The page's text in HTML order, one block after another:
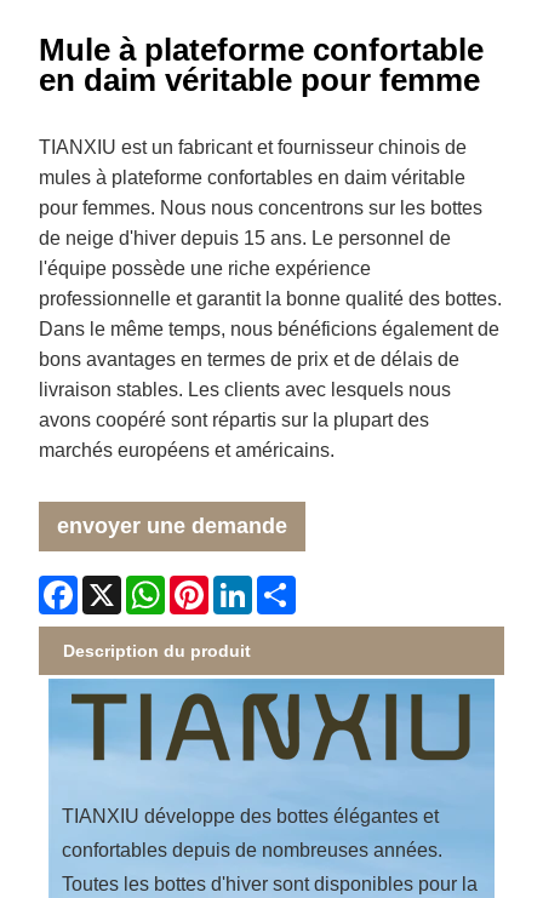
Mule à plateforme confortable
en daim véritable pour femme
TIANXIU est un fabricant et fournisseur chinois de
mules à plateforme confortables en daim véritable
pour femmes. Nous nous concentrons sur les bottes
de neige d'hiver depuis 15 ans. Le personnel de
l'équipe possède une riche expérience
professionnelle et garantit la bonne qualité des bottes.
Dans le même temps, nous bénéficions également de
bons avantages en termes de prix et de délais de
livraison stables. Les clients avec lesquels nous
avons coopéré sont répartis sur la plupart des
marchés européens et américains.
envoyer une demande
Facebook
X WhatsApp
PinterestLinkedIn
Description du produit
TIANXIU développe des bottes élégantes et
confortables depuis de nombreuses années.
Toutes les bottes d'hiver sont disponibles pour la